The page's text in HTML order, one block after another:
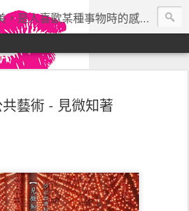
人喜歡某種事物時的感受。美所帶來的快樂是一種沒有利害關係的、自由的快樂。 ——瓦西列夫
藝術 - 見微知著